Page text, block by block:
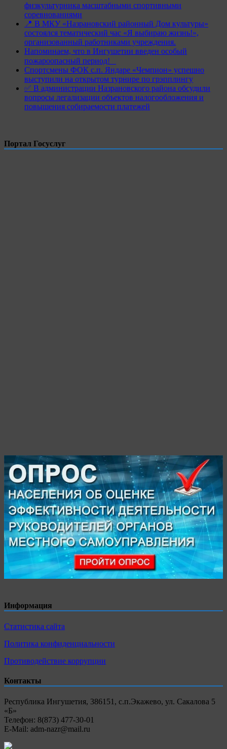
физкультурника масштабными спортивными
соревнованиями
📍 В МКУ «Назрановский районный Дом культуры»
состоялся тематический час «Я выбираю жизнь!»,
организованный работниками учреждения.
Напоминаем, что в Ингушетии введен особый
пожароопасный период!⁣⁣⠀
Спортсмены ФОК с.п. Яндаре «Чемпион» успешно
выступили на открытом турнире по грэпплингу
✅ В администрации Назрановского района обсудили
вопросы легализации объектов налогообложения и
повышения собираемости платежей
Портал Госуслуг
Информация
Статистика сайта
Политика конфиденциальности
Противодействие коррупции
Контакты
Республика Ингушетия, 386151, с.п.Экажево, ул. Сакалова 5
«Б»
Телефон: 8(873) 477-30-01
E-Mail: adm-nazr@mail.ru